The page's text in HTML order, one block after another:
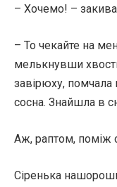
– Хочемо! –
– То чекайте на
мелькнувши
завірюху,
сосна. Знайшла в
Аж, раптом, поміж
Сіренька